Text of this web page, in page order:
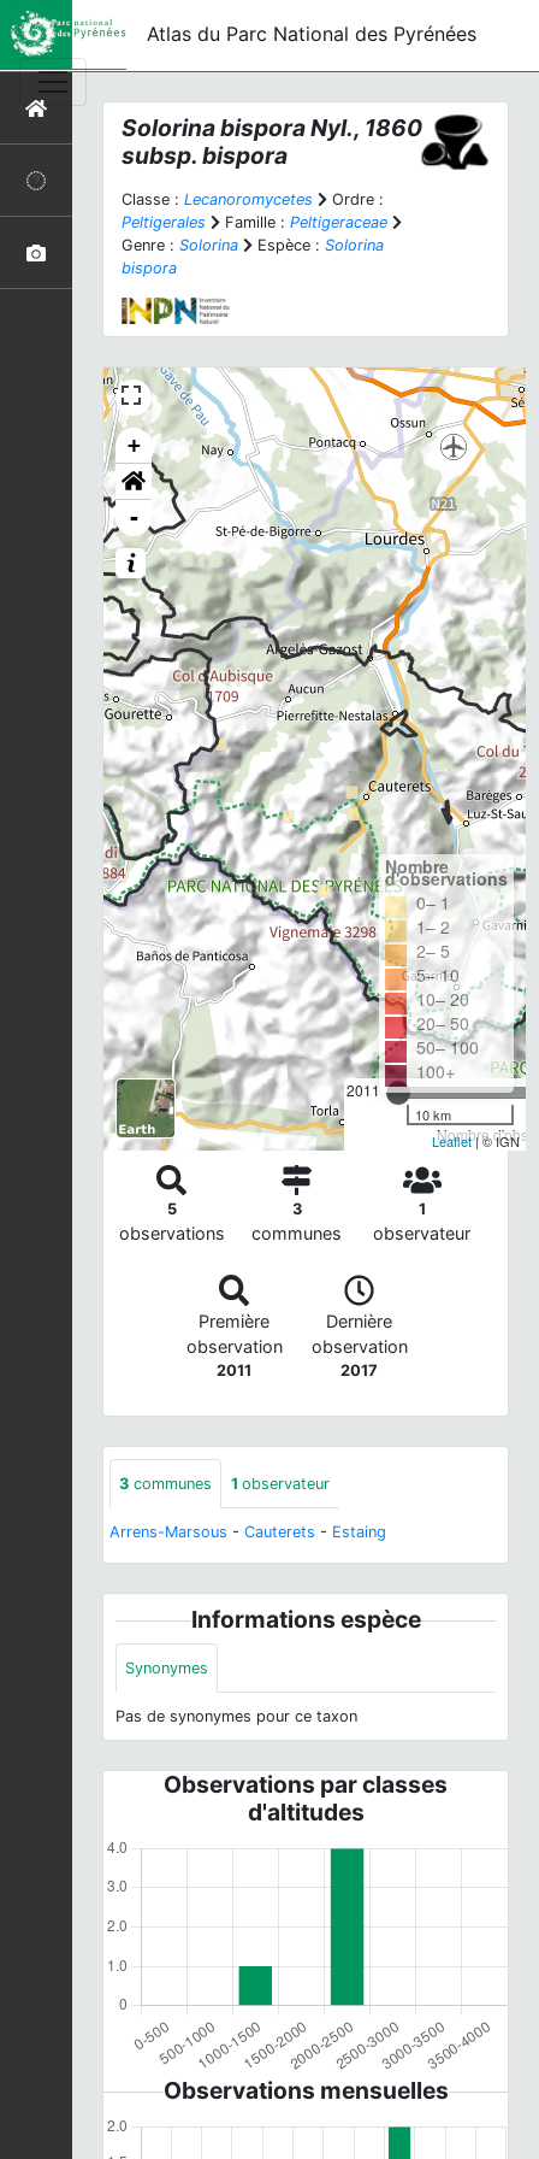
Atlas du Parc National des Pyrénées
Solorina bisporaNyl., 1860
subsp. bispora
Classe : Lecanoromycetes
Ordre :
Peltigerales
Famille : Peltigeraceae
Genre : Solorina Espèce : Solorina
bispora
+
-
2011
Nombre
Nombre
d'observations
0– 1
1– 2
2– 5
5– 10
10– 20
20– 50
50– 100
100+
10 km
Leaflet| © IGN
5
observations
3
communes
1
observateur
Première
observation
2011
Dernière
observation
2017
3 communes 1 observateur
Arrens-Marsous - Cauterets - Estaing
Informations espèce
Synonymes
Pas de synonymes pour ce taxon
Observations par classes
d'altitudes
Observations mensuelles